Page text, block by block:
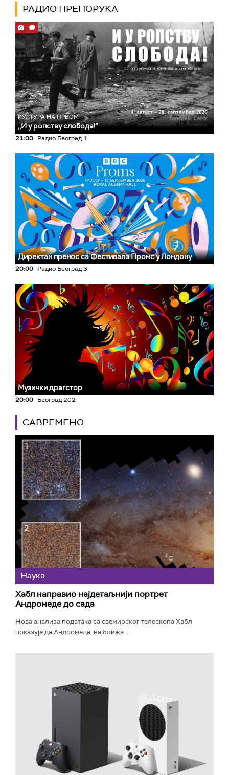
РАДИО ПРЕПОРУКА
КУЛТУРА НА ПРВОМ
,,И у ропству слобода!“
21:00 Радио Београд 1
Директан пренос са Фестивала Промс у Лондону
20:00 Радио Београд 3
Музички драгстор
20:00 Београд 202
САВРЕМЕНО
Наука
Хабл направио најдетаљнији портрет
Андромеде до сада
Нова анализа података са свемирског телескопа Хабл
показује да Андромеда, најближа...